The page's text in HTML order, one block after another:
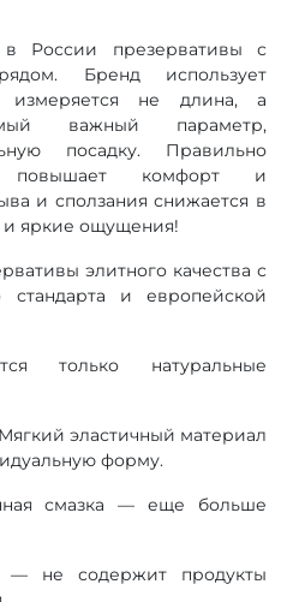
в России презервативы с
Бренд использует
не длина, а
важный параметр,
посадку. Правильно
повышает комфорт и
и сползания снижается в
и яркие ощущения!
элитного качества с
стандарта и европейской
только натуральные
эластичный материал
форму.
смазка — еще больше
— не содержит продукты